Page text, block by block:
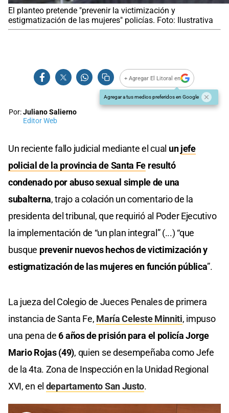
El planteo pretende "prevenir la victimización y
estigmatización de las mujeres" policías. Foto: Ilustrativa
+ Agregar El Litoral en
Agregar a tus medios preferidos en Google
Por:Juliano Salierno
Editor Web
Un reciente fallo judicial mediante el cual unjefe
policial de la provincia de Santa Fe resultó
condenado por abuso sexual simple de una
subalterna, trajo a colación un comentario de la
presidenta del tribunal, que requirió al Poder Ejecutivo
la implementación de “un plan integral” (...) “que
busque prevenir nuevos hechos de victimización y
estigmatización de las mujeres en función pública”.
La jueza del Colegio de Jueces Penales de primera
instancia de Santa Fe, María Celeste Minniti, impuso
una pena de6 años de prisión para el policía Jorge
Mario Rojas (49), quien se desempeñaba como Jefe
de la 4ta. Zona de Inspección en la Unidad Regional
XVI, en el departamento San Justo.